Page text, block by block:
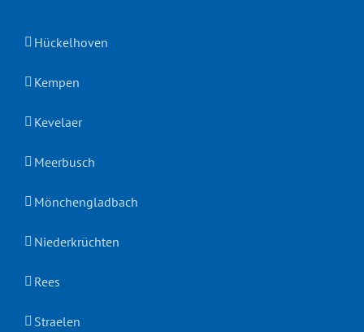
Hückelhoven
Kempen
Kevelaer
Meerbusch
Mönchengladbach
Niederkrüchten
Rees
Straelen